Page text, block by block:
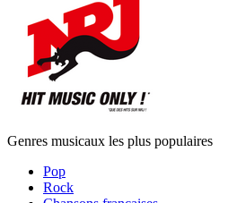
Genres musicaux les plus populaires
Pop
Rock